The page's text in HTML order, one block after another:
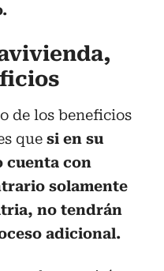
de los beneficios
que si en su
cuenta con
solamente
no tendrán
adicional.